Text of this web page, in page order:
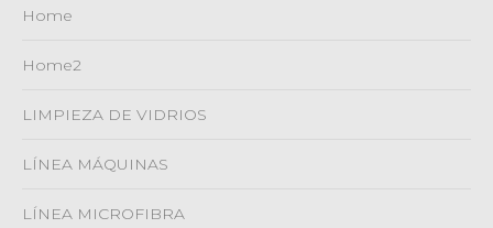
Home
Home2
LIMPIEZA DE VIDRIOS
LÍNEA MÁQUINAS
LÍNEA MICROFIBRA